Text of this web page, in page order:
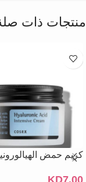
منتجات ذات
كريم حمض